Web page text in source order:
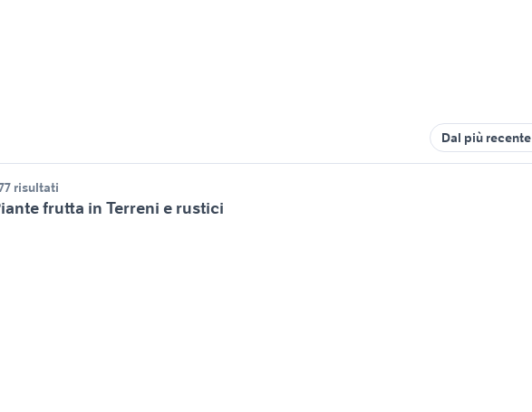
Dal più recente
risultati
frutta in Terreni e rustici